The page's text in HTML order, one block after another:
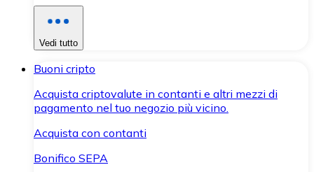
Vedi tutto
Buoni cripto
Acquista criptovalute in contanti e altri mezzi di
pagamento nel tuo negozio più vicino.
Acquista con contanti
Bonifico SEPA